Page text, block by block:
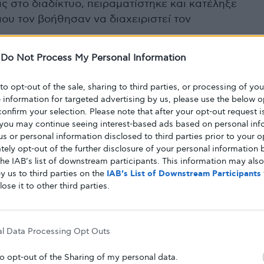
Do Not Process My Personal Information
opt-out of the sale, sharing to third parties, or processing of
information for targeted advertising by us, please use the below
your selection. Please note that after your opt-out request
may continue seeing interest-based ads based on personal
or personal information disclosed to third parties prior to your
opt-out of the further disclosure of your personal information
IAB’s list of downstream participants. This information may
us to third parties on the IAB’s List of Downstream Participants
it to other third parties.
Data Processing Opt Outs
opt-out of the Sharing of my personal data.
διαδίκτυο, πειραματίστηκε και κατέληξε
τον βοήθησαν να διαχειριστεί τον
αποκλείσει εντελώς το ρύζι, ο Taylor άρχισε
ρύζι με λευκό. Αυτή η απλή κίνηση αυξάνει την
οι οποίες επιβραδύνουν την απορρόφηση της
σε πιο σταθερά επίπεδα σακχάρου στο αίμα.
δείπνο: Ο Taylor διπλασίασε την ποσότητα
στο βραδινό του. Τα λαχανικά είναι
και θρεπτικά συστατικά, προσφέροντας
και συμβάλλοντας στον καλύτερο
Ενώ τα φρούτα είναι μια εξαιρετική πηγή
ο Taylor τα συνδύαζε πάντα με μια πηγή
τυρί). Αυτός ο συνδυασμός
του σακχάρου, καθιστώντας το σνακ πιο φιλικό